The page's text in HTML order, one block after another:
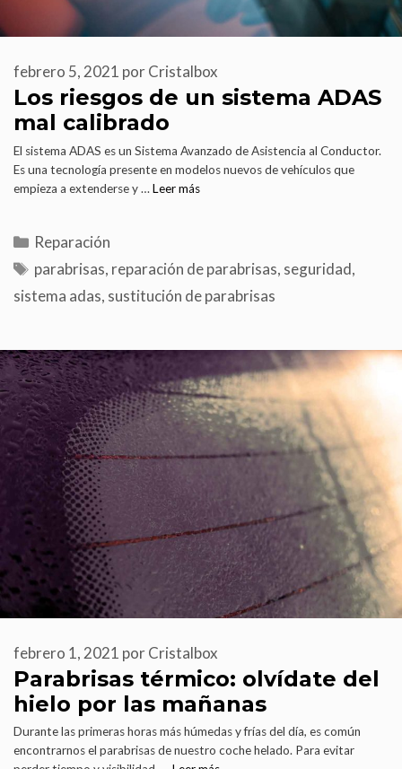
Los riesgos de un sistema ADAS
mal calibrado
febrero 5, 2021 porCristalbox
El sistema ADAS es un Sistema Avanzado de Asistencia al Conductor.
Es una tecnología presente en modelos nuevos de vehículos que
empieza a extenderse y … Leer más
Reparación
parabrisas, reparación de parabrisas, seguridad,
sistema adas, sustitución de parabrisas
Parabrisas térmico: olvídate del
hielo por las mañanas
febrero 1, 2021 porCristalbox
Durante las primeras horas más húmedas y frías del día, es común
encontrarnos el parabrisas de nuestro coche helado. Para evitar